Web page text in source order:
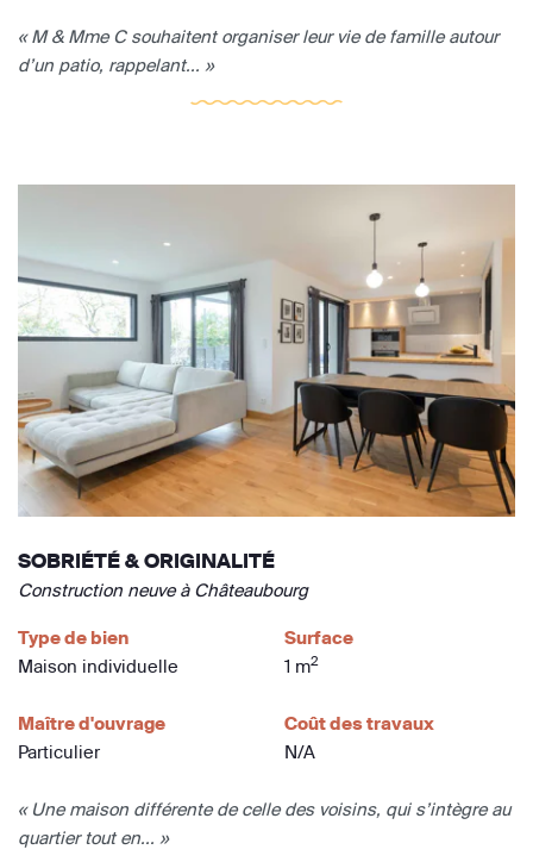
« M & Mme C souhaitent organiser leur vie de famille autour
d’un patio, rappelant... »
SOBRIÉTÉ & ORIGINALITÉ
Construction neuve à Châteaubourg
Type de bien
Maison individuelle
Surface
1 m2
Maître d'ouvrage
Particulier
Coût des travaux
N/A
« Une maison différente de celle des voisins, qui s’intègre au
quartier tout en... »